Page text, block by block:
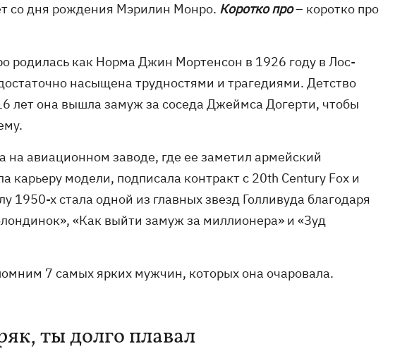
со дня рождения Мэрилин Монро. Коротко про– коротко про
родилась как Норма Джин Мортенсон в 1926 году в Лос-
насыщена трудностями и трагедиями. Детство
лет она вышла замуж за соседа Джеймса Догерти, чтобы
авиационном заводе, где ее заметил армейский
модели, подписала контракт с 20th Century Fox и
х стала одной из главных звезд Голливуда благодаря
«Как выйти замуж за миллионера» и «Зуд
7 самых ярких мужчин, которых она очаровала.
ты долго плавал